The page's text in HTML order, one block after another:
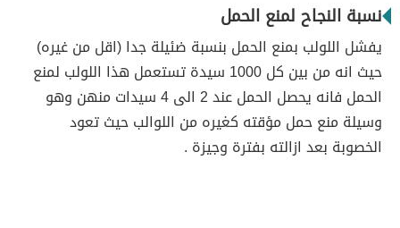
نسبة النجاح لمنع الحمل
يفشل اللولب بمنع الحمل بنسبة ضئيلة جدا (اقل من غيره)
حيث انه من بين كل 1000 سيدة تستعمل هذا اللولب لمنع
الحمل فانه يحصل الحمل عند 2 الى 4 سيدات منهن وهو
وسيلة منع حمل مؤقته كغيره من اللوالب حيث تعود
الخصوبة بعد ازالته بفترة وجيزة .